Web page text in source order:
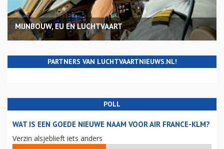
MIJNBOUW, EU EN LUCHTVAART
PARTNERS VAN LUCHTVAARTNIEUWS.NL!
POLL
WAT IS EEN GOEDE NIEUWE NAAM VOOR AIR FRANCE-KLM?
Verzin alsjeblieft iets anders